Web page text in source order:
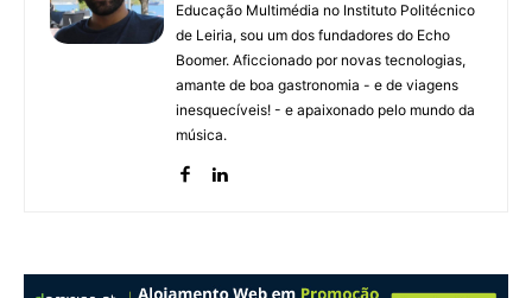
Educação Multimédia no Instituto Politécnico
de Leiria, sou um dos fundadores do Echo
Boomer. Aficcionado por novas tecnologias,
amante de boa gastronomia - e de viagens
inesquecíveis! - e apaixonado pelo mundo da
música.